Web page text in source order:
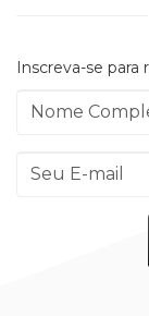
Inscreva-se para